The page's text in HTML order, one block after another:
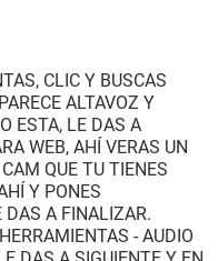
CLIC Y BUSCAS
ALTAVOZ Y
ESTA, LE DAS A
WEB, AHÍ VERAS UN
QUE TU TIENES
Y PONES
DAS A FINALIZAR.
- AUDIO